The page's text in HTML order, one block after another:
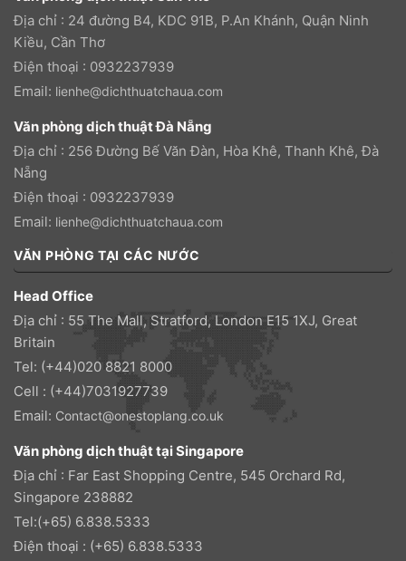
Địa chỉ : 24 đường B4, KDC 91B, P.An Khánh, Quận Ninh
Kiều, Cần Thơ
Điện thoại : 0932237939
Email: lienhe@dichthuatchaua.com
Văn phòng dịch thuật Đà Nẵng
Địa chỉ : 256 Đường Bế Văn Đàn, Hòa Khê, Thanh Khê, Đà
Nẵng
Điện thoại : 0932237939
Email: lienhe@dichthuatchaua.com
VĂN PHÒNG TẠI CÁC NƯỚC
Head Office
Địa chỉ : 55 The Mall, Stratford, London E15 1XJ, Great
Britain
Tel: (+44)020 8821 8000
Cell : (+44)7031927739
Email: Contact@onestoplang.co.uk
Văn phòng dịch thuật tại Singapore
Địa chỉ : Far East Shopping Centre, 545 Orchard Rd,
Singapore 238882
Tel:(+65) 6.838.5333
Điện thoại : (+65) 6.838.5333